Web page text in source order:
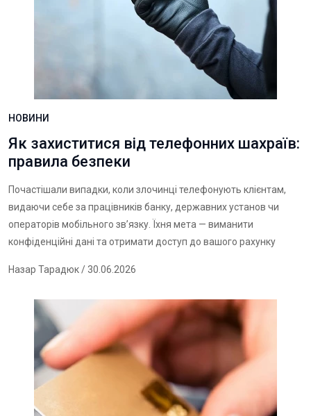
НОВИНИ
Як захиститися від телефонних шахраїв:
правила безпеки
Почастішали випадки, коли злочинці телефонують клієнтам,
видаючи себе за працівників банку, державних установ чи
операторів мобільного зв’язку. Їхня мета — виманити
конфіденційні дані та отримати доступ до вашого рахунку
Назар Тарадюк/ 30.06.2026